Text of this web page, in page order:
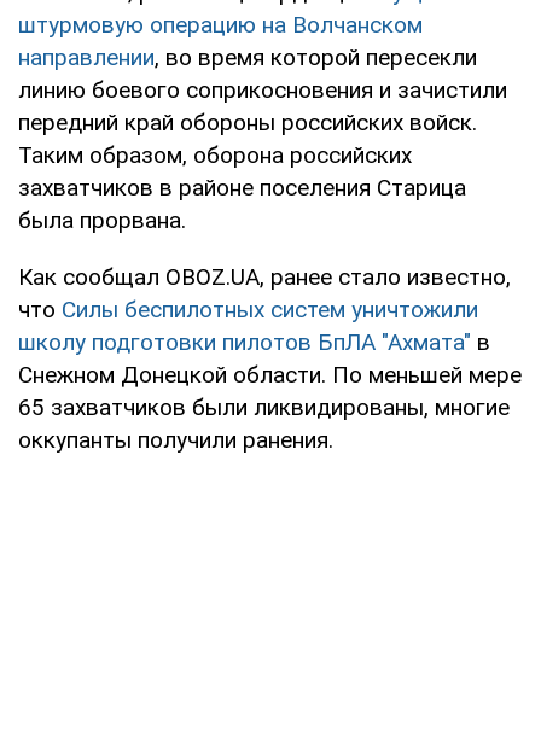
штурмовую операцию на Волчанском
направлении, во время которой пересекли
линию боевого соприкосновения и зачистили
передний край обороны российских войск.
Таким образом, оборона российских
захватчиков в районе поселения Старица
была прорвана.
Как сообщал OBOZ.UA, ранее стало известно,
что Силы беспилотных систем уничтожили
школу подготовки пилотов БпЛА "Ахмата" в
Снежном Донецкой области. По меньшей мере
65 захватчиков были ликвидированы, многие
оккупанты получили ранения.